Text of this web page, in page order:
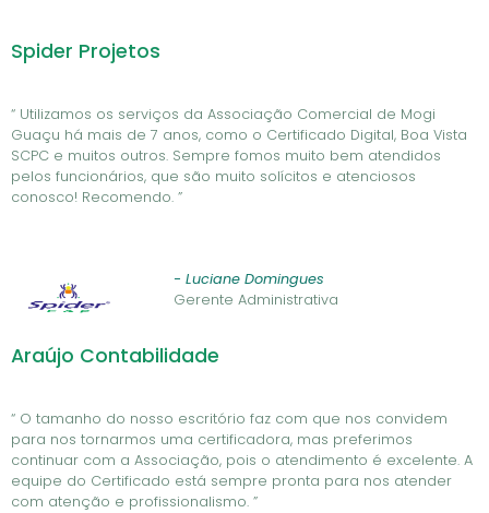
Spider Projetos
“ Utilizamos os serviços da Associação Comercial de Mogi
Guaçu há mais de 7 anos, como o Certificado Digital, Boa Vista
SCPC e muitos outros. Sempre fomos muito bem atendidos
pelos funcionários, que são muito solícitos e atenciosos
conosco! Recomendo. ”
- Luciane Domingues
Gerente Administrativa
Araújo Contabilidade
“ O tamanho do nosso escritório faz com que nos convidem
para nos tornarmos uma certificadora, mas preferimos
continuar com a Associação, pois o atendimento é excelente. A
equipe do Certificado está sempre pronta para nos atender
com atenção e profissionalismo. ”